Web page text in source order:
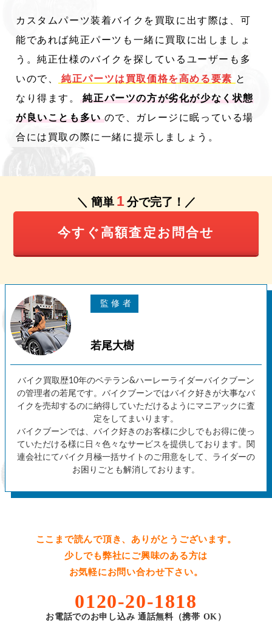
カスタムパーツ装着バイクを買取に出す際は、可
能であれば純正パーツも一緒に買取に出しましょ
う。純正仕様のバイクを探しているユーザーも多
いので、
純正パーツは買取価格を高める要素 と
なり得ます。
純正パーツの方が劣化が少なく状態
が良いことも多い ので、ガレージに眠っている場
合には買取の際に一緒に提示しましょう。
＼ 簡単 1 分で完了！／
今すぐ高額査定お問合せ
若尾大樹
バイク買取歴10年のベテラン&ハーレーライダーバイクブーン
の管理者の若尾です。バイクブーンではバイク好きが大事なバ
イクを売却するのに納得していただけるようにマニアックに査
定をしてまいります。
バイクブーンでは、バイク好きのお客様に少しでもお得に使っ
ていただける様に日々色々なサービスを提供しております。関
連会社にてバイク月極一括サイトのご用意をして、ライダーの
お困りごとも解消しております。
ここまで読んで頂き、ありがとうございます。
少しでも弊社にご興味のある方は
お気軽にお問い合わせ下さい。
0120-20-1818
お電話でのお申し込み 通話無料（携帯 OK）